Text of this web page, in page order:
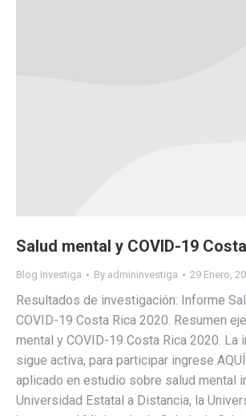
Salud mental y COVID-19
Blog Investiga By admininvestiga 29 Enero,
Resultados de investigación: Informe
COVID-19 Costa Rica 2020. Resumen
mental y COVID-19 Costa Rica 2020. La
sigue activa, para participar ingrese
aplicado en estudio sobre salud mental
Universidad Estatal a Distancia, la